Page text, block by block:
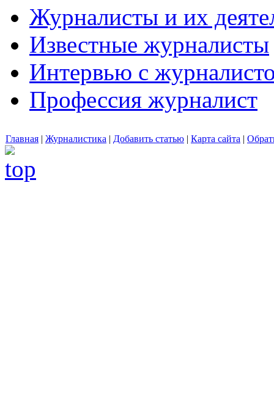
Журналисты и их
Известные журналисты
Интервью с
Профессия журналист
Главная | Журналистика | Добавить статью | Карта сайта |